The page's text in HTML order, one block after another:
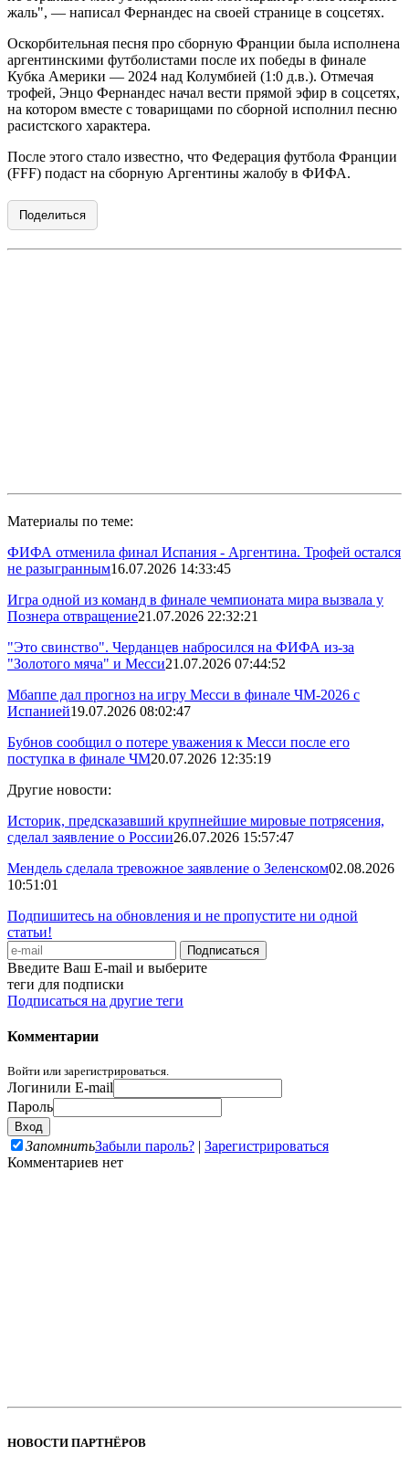
жаль", — написал Фернандес на своей странице в соцсетях.
Оскорбительная песня про сборную Франции была исполнена
аргентинскими футболистами после их победы в финале
Кубка Америки — 2024 над Колумбией (1:0 д.в.). Отмечая
трофей, Энцо Фернандес начал вести прямой эфир в соцсетях,
на котором вместе с товарищами по сборной исполнил песню
расистского характера.
После этого стало известно, что Федерация футбола Франции
(FFF) подаст на сборную Аргентины жалобу в ФИФА.
Поделиться
Материалы по теме:
ФИФА отменила финал Испания - Аргентина. Трофей остался
не разыгранным16.07.2026 14:33:45
Игра одной из команд в финале чемпионата мира вызвала у
Познера отвращение21.07.2026 22:32:21
"Это свинство". Черданцев набросился на ФИФА из-за
"Золотого мяча" и Месси21.07.2026 07:44:52
Мбаппе дал прогноз на игру Месси в финале ЧМ-2026 с
Испанией19.07.2026 08:02:47
Бубнов сообщил о потере уважения к Месси после его
поступка в финале ЧМ20.07.2026 12:35:19
Другие новости:
Историк, предсказавший крупнейшие мировые потрясения,
сделал заявление о России26.07.2026 15:57:47
Мендель сделала тревожное заявление о Зеленском02.08.2026
10:51:01
Подпишитесь на обновления и не пропустите ни одной
статьи!
Введите Ваш E-mail и выберите
теги для подписки
Подписаться на другие теги
Комментарии
Войти или зарегистрироваться.
Логинили E-mail
Пароль
ЗапомнитьЗабыли пароль? | Зарегистрироваться
Комментариев нет
НОВОСТИ ПАРТНЁРОВ